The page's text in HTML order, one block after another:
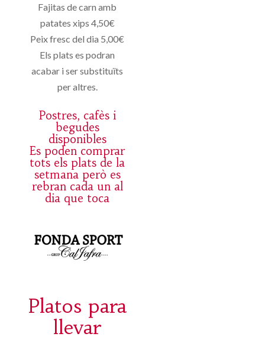
Fajitas de carn amb
patates xips 4,50€
Peix fresc del dia 5,00€
Els plats es podran
acabar i ser substituïts
per altres.
Postres, cafès i
begudes
disponibles
Es poden comprar
tots els plats de la
setmana però es
rebran cada un al
dia que toca
Platos para
llevar